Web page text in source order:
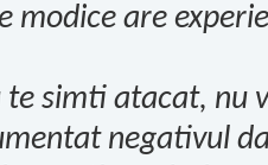
modice are
te simti atacat, nu
negativul